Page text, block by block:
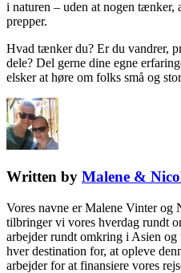
i naturen – uden at nogen tænker,
prepper.
Hvad tænker du? Er du vandrer,
dele? Del gerne dine egne
elsker at høre om folks små og
Written by Malene &
Vores navne er Malene Vinter og
tilbringer vi vores hverdag rundt
arbejder rundt omkring i Asien
hver destination for, at opleve
arbejder for at finansiere vores